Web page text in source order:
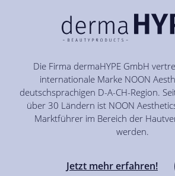
Die Firma dermaHYPE GmbH
internationale Marke NOON
deutschsprachigen D-A-CH-Region.
über 30 Ländern ist NOON
Marktführer im Bereich der
werden.
Jetzt mehr erfahren!